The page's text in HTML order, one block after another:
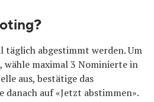
täglich abgestimmt werden. Um
wähle maximal 3 Nominierte in
aus, bestätige das
danach auf «Jetzt abstimmen».